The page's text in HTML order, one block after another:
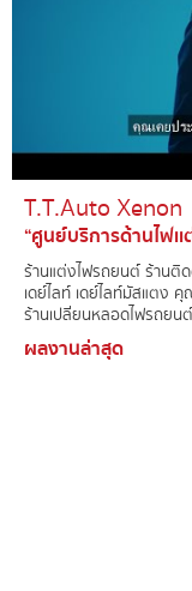
T.T.Auto Xenon​
“ศูนย์บริการด้านไฟเ
ร้านแต่งไฟรถยนต์์ ร้านติ
เดย์ไลท์ เดย์ไลท์มัสแตง
ร้านเปลี่ยนหลอดไฟรถยน
ผลงานล่าสุด